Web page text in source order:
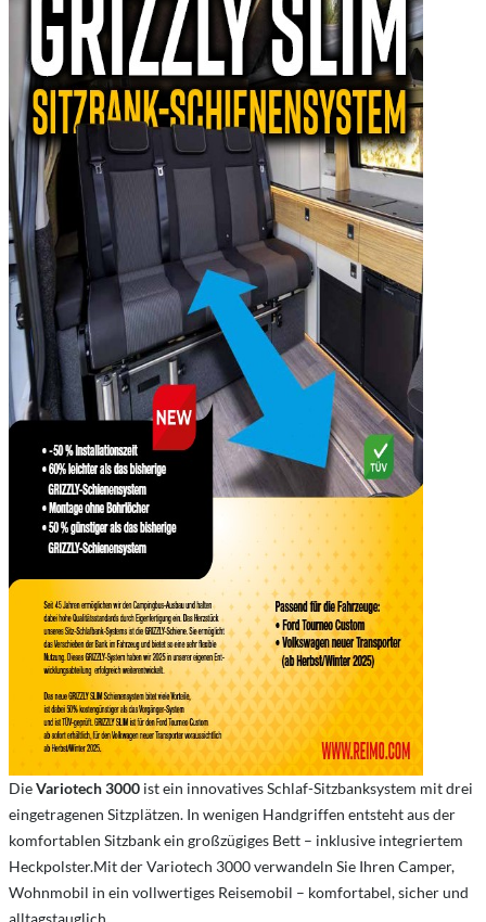
DieVariotech 3000 ist ein innovatives Schlaf-Sitzbanksystem mit drei
eingetragenen Sitzplätzen. In wenigen Handgriffen entsteht aus der
komfortablen Sitzbank ein großzügiges Bett – inklusive integriertem
Heckpolster.Mit der Variotech 3000 verwandeln Sie Ihren Camper,
Wohnmobil in ein vollwertiges Reisemobil – komfortabel, sicher und